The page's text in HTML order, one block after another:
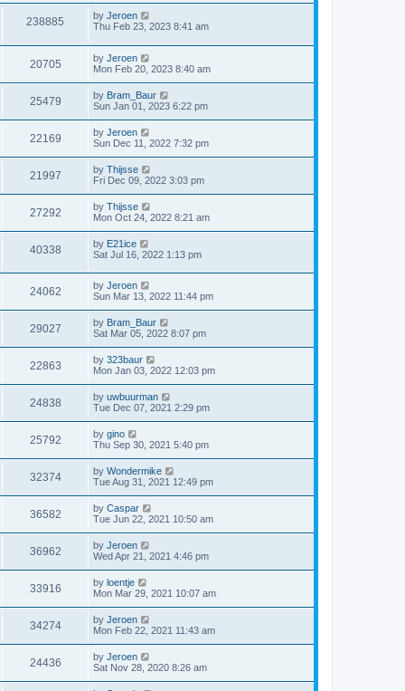
238885 by Jeroen
Thu Feb 23, 2023 8:41 am
20705 by Jeroen
Mon Feb 20, 2023 8:40 am
25479 by Bram_Baur
Sun Jan 01, 2023 6:22 pm
22169 by Jeroen
Sun Dec 11, 2022 7:32 pm
21997 by Thijsse
Fri Dec 09, 2022 3:03 pm
27292 by Thijsse
Mon Oct 24, 2022 8:21 am
40338 by E21ice
Sat Jul 16, 2022 1:13 pm
24062 by Jeroen
Sun Mar 13, 2022 11:44 pm
29027 by Bram_Baur
Sat Mar 05, 2022 8:07 pm
22863 by 323baur
Mon Jan 03, 2022 12:03 pm
24838 by uwbuurman
Tue Dec 07, 2021 2:29 pm
25792 by gino
Thu Sep 30, 2021 5:40 pm
32374 by Wondermike
Tue Aug 31, 2021 12:49 pm
36582 by Caspar
Tue Jun 22, 2021 10:50 am
36962 by Jeroen
Wed Apr 21, 2021 4:46 pm
33916 by loentje
Mon Mar 29, 2021 10:07 am
34274 by Jeroen
Mon Feb 22, 2021 11:43 am
24436 by Jeroen
Sat Nov 28, 2020 8:26 am